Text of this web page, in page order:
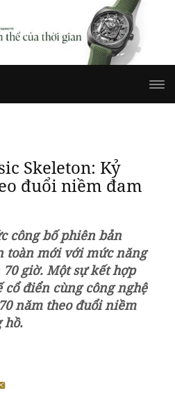
Skeleton: Kỷ
đuổi niềm đam
công bố phiên bản
toàn mới với mức năng
giờ. Một sự kết hợp
điển cùng công nghệ
năm theo đuổi niềm
hồ.